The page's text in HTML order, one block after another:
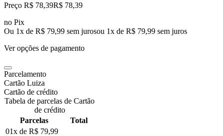
Preço R$ 78,39R$ 78,39
no Pix
Ou 1x de R$ 79,99 sem jurosou 1x de R$ 79,99 sem juros
Ver opções de pagamento
Parcelamento
Cartão Luiza
Cartão de crédito
Tabela de parcelas de Cartão
de crédito
Parcelas
Total
01x de R$ 79,99